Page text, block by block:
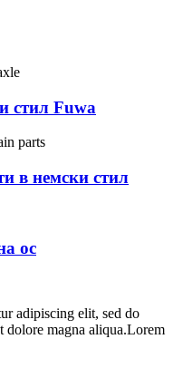
стил Fuwa
в немски стил
ос
adipiscing elit, sed do
dolore magna aliqua.Lorem